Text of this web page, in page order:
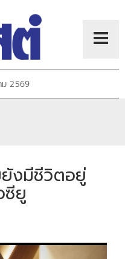
ม 2569
งมีชีวิตอยู่
ซียู